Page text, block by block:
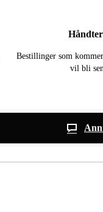
Bestillinger som
vil bli